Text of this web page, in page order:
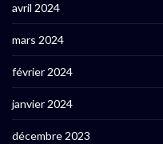
avril 2024
mars 2024
février 2024
janvier 2024
décembre 2023